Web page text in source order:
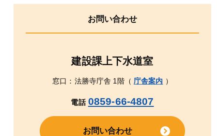
お問い合わせ
建設課上下水道室
窓口：法勝寺庁舎 1階（ 庁舎案内 ）
電話 0859-66-4807
お問い合わせ